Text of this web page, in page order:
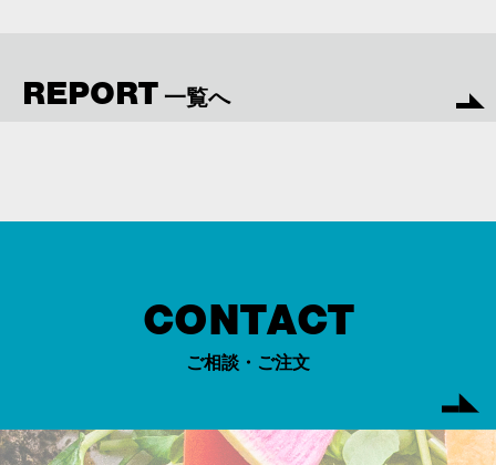
REPORT 一覧へ
CONTACT
ご相談・ご注文